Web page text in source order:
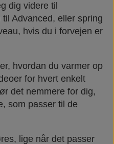
dig videre til
Advanced, eller spring
hvis du i forvejen er
hvordan du varmer op
for hvert enkelt
det nemmere for dig,
som passer til de
lige når det passer